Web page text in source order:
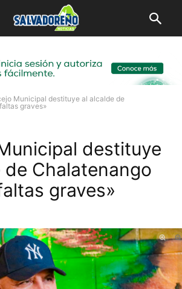
Municipal destituye al alcalde de
graves»
destituye
de Chalatenango
graves»